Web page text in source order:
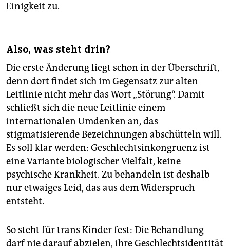
Einigkeit zu.
Also, was steht drin?
Die erste Änderung liegt schon in der Überschrift,
denn dort findet sich im Gegensatz zur alten
Leitlinie nicht mehr das Wort „Störung“. Damit
schließt sich die neue Leitlinie einem
internationalen Umdenken an, das
stigmatisierende Bezeichnungen abschütteln will.
Es soll klar werden: Geschlechtsinkongruenz ist
eine Variante biologischer Vielfalt, keine
psychische Krankheit. Zu behandeln ist deshalb
nur etwaiges Leid, das aus dem Widerspruch
entsteht.
So steht für trans Kinder fest: Die Behandlung
darf nie darauf abzielen, ihre Geschlechtsidentität